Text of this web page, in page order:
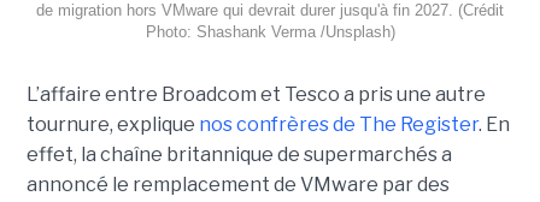
de migration hors VMware qui devrait durer jusqu'à fin 2027. (Crédit
Photo: Shashank Verma /Unsplash)
L’affaire entre Broadcom et Tesco a pris une autre
tournure, explique nos confrères de The Register. En
effet, la chaîne britannique de supermarchés a
annoncé le remplacement de VMware par des